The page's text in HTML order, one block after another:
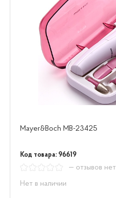
Mayer&Boch МВ-23425
Код товара: 96619
— отзывов нет
Нет в наличии